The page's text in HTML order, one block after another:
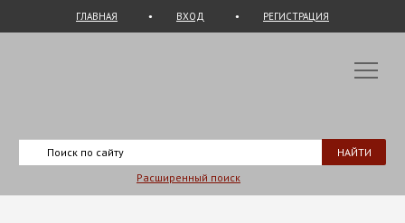
ГЛАВНАЯ ВХОД РЕГИСТРАЦИЯ
Расширенный поиск